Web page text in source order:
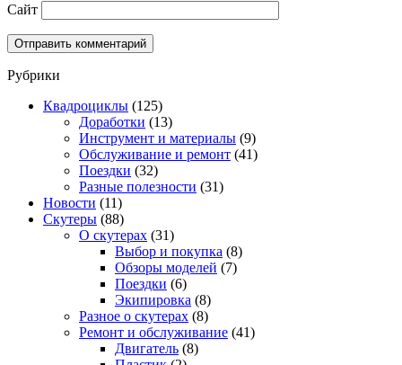
Сайт
Рубрики
Квадроциклы (125)
Доработки (13)
Инструмент и материалы (9)
Обслуживание и ремонт (41)
Поездки (32)
Разные полезности (31)
Новости (11)
Скутеры (88)
О скутерах (31)
Выбор и покупка (8)
Обзоры моделей (7)
Поездки (6)
Экипировка (8)
Разное о скутерах (8)
Ремонт и обслуживание (41)
Двигатель (8)